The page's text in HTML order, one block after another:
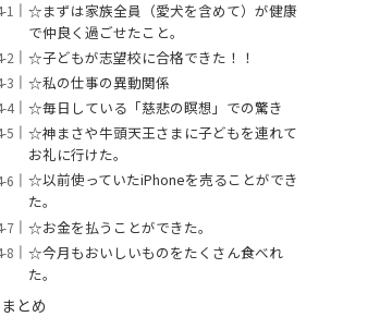
☆まずは家族全員（愛犬を含めて）が健康
で仲良く過ごせたこと。
☆子どもが志望校に合格できた！！
☆私の仕事の異動関係
☆毎日している「慈悲の瞑想」での驚き
☆神まさや牛頭天王さまに子どもを連れて
お礼に行けた。
☆以前使っていたiPhoneを売ることができ
た。
☆お金を払うことができた。
☆今月もおいしいものをたくさん食べれ
た。
まとめ